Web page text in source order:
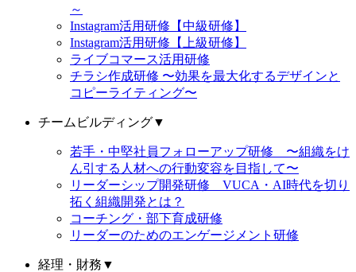
～
Instagram活用研修【中級研修】
Instagram活用研修【上級研修】
ライブコマース活用研修
チラシ作成研修 〜効果を最大化するデザインと
コピーライティング〜
チームビルディング▼
若手・中堅社員フォローアップ研修 〜組織をけ
ん引する人材への行動変容を目指して〜
リーダーシップ開発研修 VUCA・AI時代を切り
拓く組織開発とは？
コーチング・部下育成研修
リーダーのためのエンゲージメント研修
経理・財務 ▼